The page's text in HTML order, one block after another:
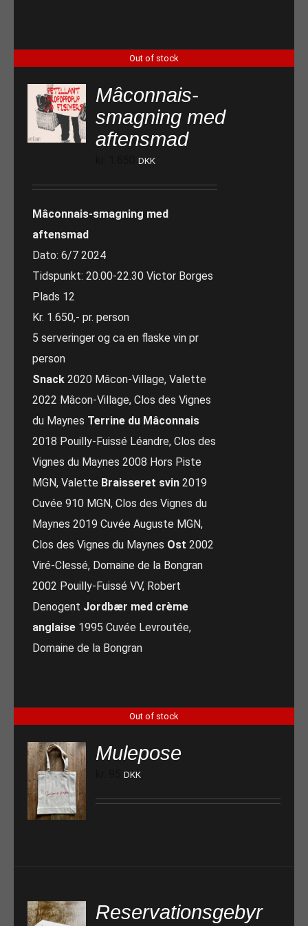
Out of stock
Mâconnais-
smagning med
aftensmad
DKK
Mâconnais-smagning med
aftensmad
Dato: 6/7 2024
Tidspunkt: 20.00-22.30 Victor Borges
Plads 12
Kr. 1.650,- pr. person
5 serveringer og ca en flaske vin pr
person
Snack 2020 Mâcon-Village, Valette
2022 Mâcon-Village, Clos des Vignes
du Maynes Terrine du Mâconnais
2018 Pouilly-Fuissé Léandre, Clos des
Vignes du Maynes 2008 Hors Piste
MGN, Valette Braisseret svin 2019
Cuvée 910 MGN, Clos des Vignes du
Maynes 2019 Cuvée Auguste MGN,
Clos des Vignes du Maynes Ost 2002
Viré-Clessé, Domaine de la Bongran
2002 Pouilly-Fuissé VV, Robert
Denogent Jordbær med crème
anglaise 1995 Cuvée Levroutée,
Domaine de la Bongran
Out of stock
Mulepose
DKK
Reservationsgebyr